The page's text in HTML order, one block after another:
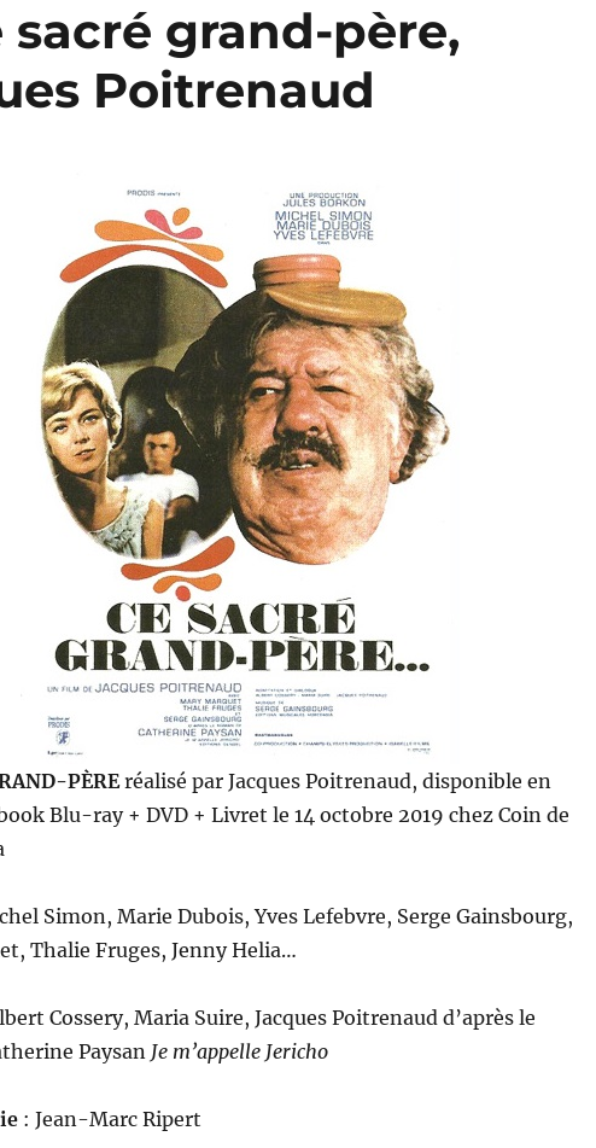
sacré grand-père,
Poitrenaud
PÈREréalisé par Jacques Poitrenaud, disponible en
Blu-ray + DVD + Livret le 14 octobre 2019 chez Coin de
Simon, Marie Dubois, Yves Lefebvre, Serge Gainsbourg,
Thalie Fruges, Jenny Helia…
Cossery, Maria Suire, Jacques Poitrenaud d’après le
PaysanJe m’appelle Jericho
: Jean-Marc Ripert